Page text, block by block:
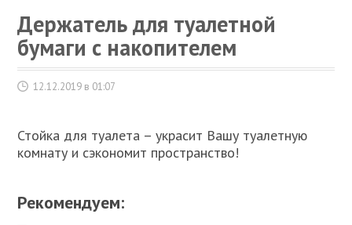
Держатель для туалетной
бумаги с накопителем
12.12.2019 в 01:07
Стойка для туалета – украсит Вашу туалетную
комнату и сэкономит пространство!
Рекомендуем: